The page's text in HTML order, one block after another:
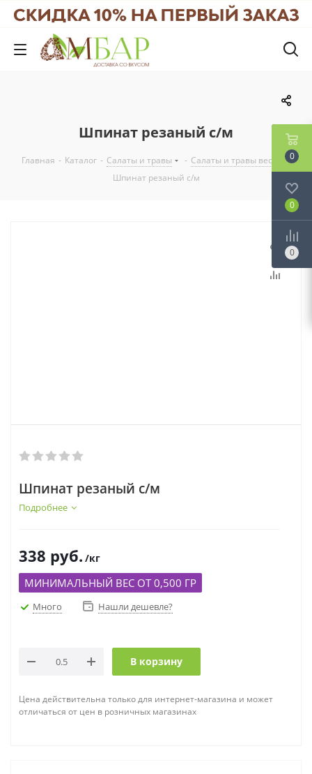
Шпинат резаный с/м
Главная - Каталог - Салаты и травы - Салаты и травы вес
-
Шпинат резаный с/м
Шпинат резаный с/м
Подробнее
338 руб. /кг
МИНИМАЛЬНЫЙ ВЕС ОТ 0,500 ГР
Много Нашли дешевле?
В корзину
Цена действительна только для интернет-магазина и может
отличаться от цен в розничных магазинах
0
0
0